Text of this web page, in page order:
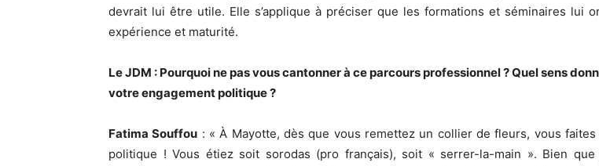
devrait lui être utile. Elle s’applique à préciser que les formations et séminaires lui
expérience et maturité.
Le JDM : Pourquoi ne pas vous cantonner à ce parcours professionnel ? Quel sens
votre engagement politique ?
Fatima Souffou : « À Mayotte, dès que vous remettez un collier de fleurs, vous
politique ! Vous étiez soit sorodas (pro français), soit « serrer-la-main ». Bien que